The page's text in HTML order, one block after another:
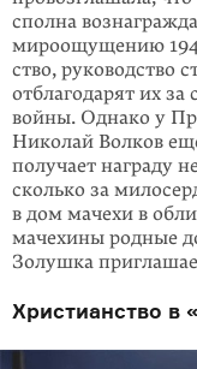
сполна
мироощущению
ство, руководство
отблагодарят их
войны. Однако у
Николай Волков
получает награду
сколько за
в дом мачехи в
мачехины родные
Золушка
Христианство в